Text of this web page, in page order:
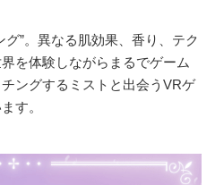
”。異なる肌効果、香り、テク
を体験しながらまるでゲーム
ングするミストと出会うVRゲ
す。